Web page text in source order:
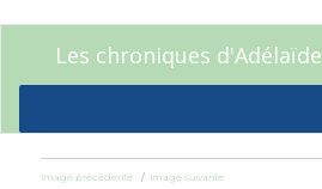
Les chroniques d'Adélaïde
Image précédente Image suivante